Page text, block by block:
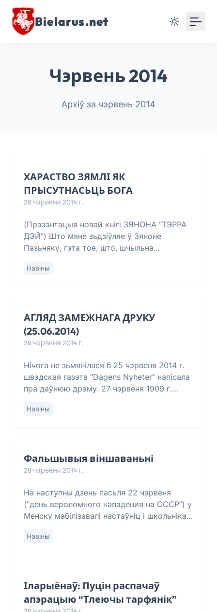
Bielarus.net
Чэрвень 2014
Архіў за чэрвень 2014
ХАРАСТВО ЗЯМЛІ ЯК
ПРЫСУТНАСЬЦЬ БОГА
28 чэрвеня 2014 г.
(Прэзэнтацыя новай кнігі ЗЯНОНА “ТЭРРА
ДЭЙ”) Што мяне зьдзіўляе ў Зяноне
Пазьняку, гэта тое, што, шчыльна
пастаянна пішучы на палітычныя тэмы і
Навіны
АГЛЯД ЗАМЕЖНАГА ДРУКУ
(25.06.2014)
28 чэрвеня 2014 г.
Нічога не зьмянілася б 25 чэрвеня 2014 г.
швэдская газэта “Dagens Nyheter” напісала
пра даўнюю драму. 27 чэрвеня 1909 г.
страляў у рускага цара Мікалая ІІ,
Навіны
Фальшывыя віншаваньні
28 чэрвеня 2014 г.
На наступны дзень пасьля 22 чэрвеня
(“день вероломного нападения на СССР”) у
Менску мабілізавалі настаўніц і школьнікаў
дзьверы паводле сьпісаў асобаў пажылога
Навіны
Іларыёнаў: Пуцін распачаў
апэрацыю “Тлеючы тарфянік”